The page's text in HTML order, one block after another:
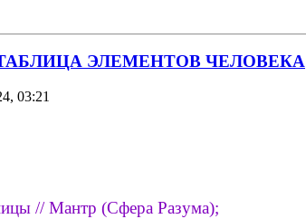
ЭЛЕМЕНТОВ ЧЕЛОВЕКА
03:21
// Мантр (Сфера Разума);